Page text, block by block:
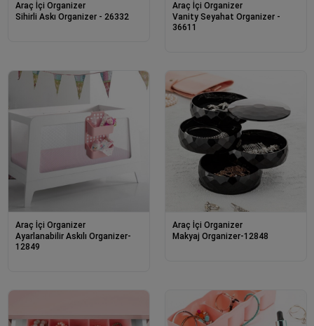
Araç İçi Organizer
Sihirli Askı Organizer - 26332
Araç İçi Organizer
Vanity Seyahat Organizer -
36611
Araç İçi Organizer
Ayarlanabilir Askılı Organizer-
12849
Araç İçi Organizer
Makyaj Organizer-12848